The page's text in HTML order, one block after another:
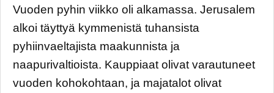
Vuoden pyhin viikko oli alkamassa. Jerusalem
alkoi täyttyä kymmenistä tuhansista
pyhiinvaeltajista maakunnista ja
naapurivaltioista. Kauppiaat olivat varautuneet
vuoden kohokohtaan, ja majatalot olivat